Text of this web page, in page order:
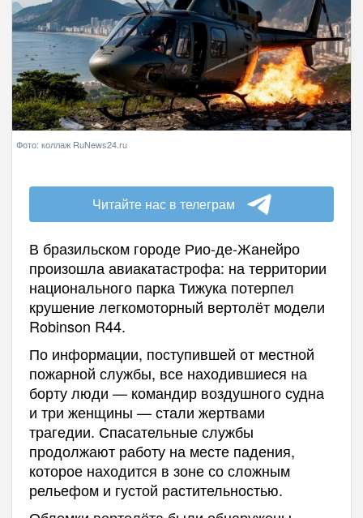
Фото: коллаж RuNews24.ru
Читайте нас в телеграм
В бразильском городе Рио-де-Жанейро
произошла авиакатастрофа: на территории
национального парка Тижука потерпел
крушение легкомоторный вертолёт модели
Robinson R44.
По информации, поступившей от местной
пожарной службы, все находившиеся на
борту люди — командир воздушного судна
и три женщины — стали жертвами
трагедии. Спасательные службы
продолжают работу на месте падения,
которое находится в зоне со сложным
рельефом и густой растительностью.